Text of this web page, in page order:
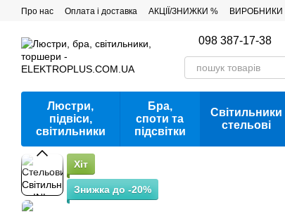
Перейти до основного контенту
Про нас Оплата і доставка АКЦІЇ/ЗНИЖКИ % ВИРОБНИКИ
098 387-17-38
Люстри,
підвіси,
світильники
Бра,
споти та
підсвітки
Світильники
стельові
Хіт
Знижка до -20%